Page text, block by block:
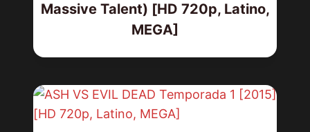
Massive Talent) [HD 720p, Latino,
MEGA]